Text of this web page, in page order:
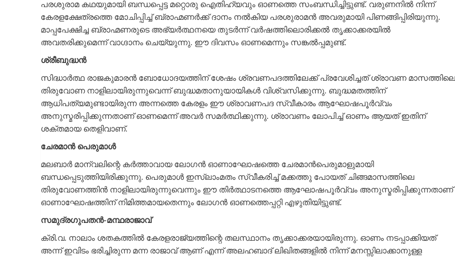
പരശുരാമ കഥയുമായി ബന്ധപ്പെട്ട മറ്റൊരു ഐതിഹ്യവും ഓണത്തെ സംബന്ധിച്ചിട്ടുണ്ട്‌. വരുണനിൽ നിന്ന്‌
കേരളക്ഷേത്രത്തെ മോചിപ്പിച്ച്‌ ബ്രാഹ്മണർക്ക്‌ ദാനം നൽകിയ പരശുരാമൻ അവരുമായി പിണങ്ങിപ്പിരിയുന്നു.
മാപ്പപേക്ഷിച്ച ബ്രാഹ്മണരുടെ അഭ്യർത്ഥനയെ തുടർന്ന്‌ വർഷത്തിലൊരിക്കൽ തൃക്കാക്കരയിൽ
അവതരിക്കുമെന്ന്‌ വാഗ്ദാനം ചെയ്യുന്നു. ഈ ദിവസം ഓണമെന്നും സങ്കൽപ്പമുണ്ട്‌.
ശ്രീബുദ്ധൻ
സിദ്ധാർത്ഥ രാജകുമാരൻ ബോധോദയത്തിന്‌ ശേഷം ശ്രവണപദത്തിലേക്ക്‌ പ്രവേശിച്ചത്‌ ശ്രാവണ മാസത്തിലെ
തിരുവോണ നാളിലായിരുന്നുവെന്ന്‌ ബുദ്ധമതാനുയായികൾ വിശ്വസിക്കുന്നു. ബുദ്ധമതത്തിന്‌
ആധിപത്യമുണ്ടായിരുന്ന അന്നത്തെ കേരളം ഈ ശ്രാവണപദ സ്വീകാരം ആഘോഷപൂർവ്വം
അനുസ്മരിപ്പിക്കുന്നതാണ്‌ ഓണമെന്ന്‌ അവർ സമർത്ഥിക്കുന്നു. ശ്രാവണം ലോപിച്ച് ഓണം ആയത് ഇതിന്‌
ശക്തമായ തെളിവാണ്‌.
ചേരമാൻ പെരുമാൾ
മലബാർ മാന്വലിന്റെ കർത്താവായ ലോഗൻ ഓണാഘോഷത്തെ ചേരമാൻപെരുമാളുമായി
ബന്ധപ്പെടുത്തിയിരിക്കുന്നു. പെരുമാൾ ഇസ്ലാംമതം സ്വീകരിച്ച്‌ മക്കത്തു പോയത്‌ ചിങ്ങമാസത്തിലെ
തിരുവോണത്തിൻ നാളിലായിരുന്നുവെന്നും ഈ തിർത്ഥാടനത്തെ ആഘോഷപൂർവ്വം അനുസ്മരിപ്പിക്കുന്നതാണ്‌
ഓണാഘോഷത്തിന്‌ നിമിത്തമായതെന്നും ലോഗൻ ഓണത്തെപ്പറ്റി എഴുതിയിട്ടുണ്ട്‌.
സമുദ്രഗുപതൻ-മന്ഥരാജാവ്
ക്രി.വ. നാലാം ശതകത്തിൽ കേരളരാജ്യത്തിന്റെ തലസ്ഥാനം തൃക്കാക്കരയായിരുന്നു. ഓണം നടപ്പാക്കിയത്
അന്ന് ഇവിടം ഭരിച്ചിരുന്ന മന്ന രാജാവ് ആണ്‌ എന്ന് അലഹബാദ് ലിഖിതങ്ങളിൽ നിന്ന് മനസ്സിലാക്കാനുള്ള